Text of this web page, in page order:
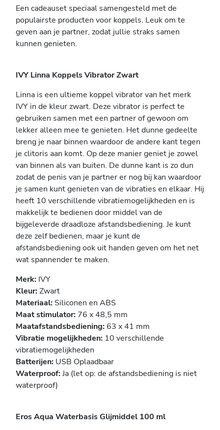
Een cadeauset speciaal samengesteld met de
populairste producten voor koppels. Leuk om te
geven aan je partner, zodat jullie straks samen
kunnen genieten.
IVY Linna Koppels Vibrator Zwart
Linna is een ultieme koppel vibrator van het merk
IVY in de kleur zwart. Deze vibrator is perfect te
gebruiken samen met een partner of gewoon om
lekker alleen mee te genieten. Het dunne gedeelte
breng je naar binnen waardoor de andere kant tegen
je clitoris aan komt. Op deze manier geniet je zowel
van binnen als van buiten. De dunne kant is zo dun
zodat de penis van je partner er nog bij kan waardoor
je samen kunt genieten van de vibraties en elkaar. Hij
heeft 10 verschillende vibratiemogelijkheden en is
makkelijk te bedienen door middel van de
bijgeleverde draadloze afstandsbediening. Je kunt
deze zelf bedienen, maar je kunt de
afstandsbediening ook uit handen geven om het net
wat spannender te maken.
Merk: IVY
Kleur:Zwart
Materiaal: Siliconen en ABS
Maat stimulator: 76 x 48,5 mm
Maatafstandsbediening: 63 x 41 mm
Vibratie mogelijkheden: 10 verschillende
vibratiemogelijkheden
Batterijen: USB Oplaadbaar
Waterproof:Ja (let op: de afstandsbediening is niet
waterproof)
Eros Aqua Waterbasis Glijmiddel 100 ml